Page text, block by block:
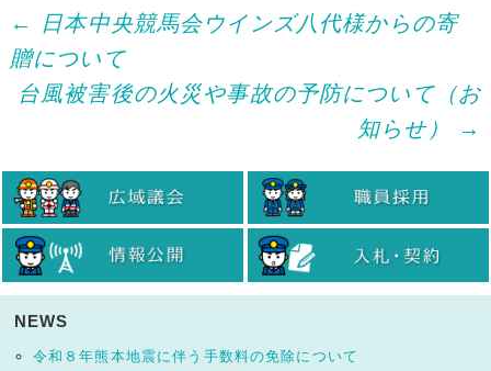
Post
navigation
←
日本中央競馬会ウインズ八代様からの寄
贈について
台風被害後の火災や事故の予防について（お
知らせ）
→
NEWS
令和８年熊本地震に伴う手数料の免除について